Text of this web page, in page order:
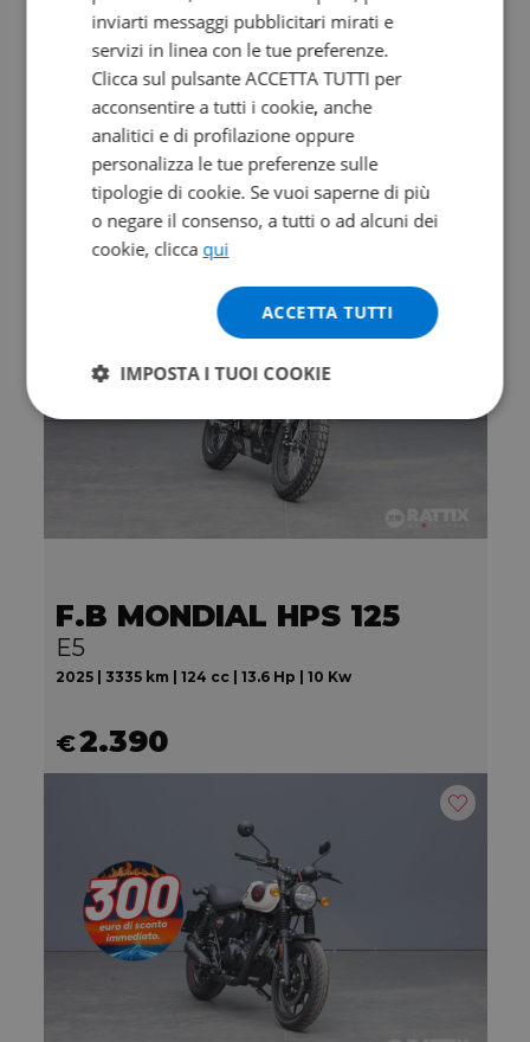
Valore futuro garantito
MORBIDELLI T 352 X
Abs
0 km | 349 cc | 41.5 Hp | 30.5 Kw
4.790 €94/mese
F.B MONDIAL HPS 125
E5
2025 | 3335 km | 124 cc | 13.6 Hp | 10 Kw
€2.390
inviarti messaggi pubblicitari mirati e
servizi in linea con le tue preferenze.
Clicca sul pulsante ACCETTA TUTTI per
acconsentire a tutti i cookie, anche
analitici e di profilazione oppure
personalizza le tue preferenze sulle
tipologie di cookie. Se vuoi saperne di più
o negare il consenso, a tutti o ad alcuni dei
cookie, clicca qui
ACCETTA TUTTI
IMPOSTA I TUOI COOKIE